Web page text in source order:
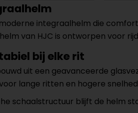
integraalhelm die
van HJC is ontworpen voor
bij elke rit
uit een geavanceerde
lange ritten en hogere
schaalstructuur blijft de helm